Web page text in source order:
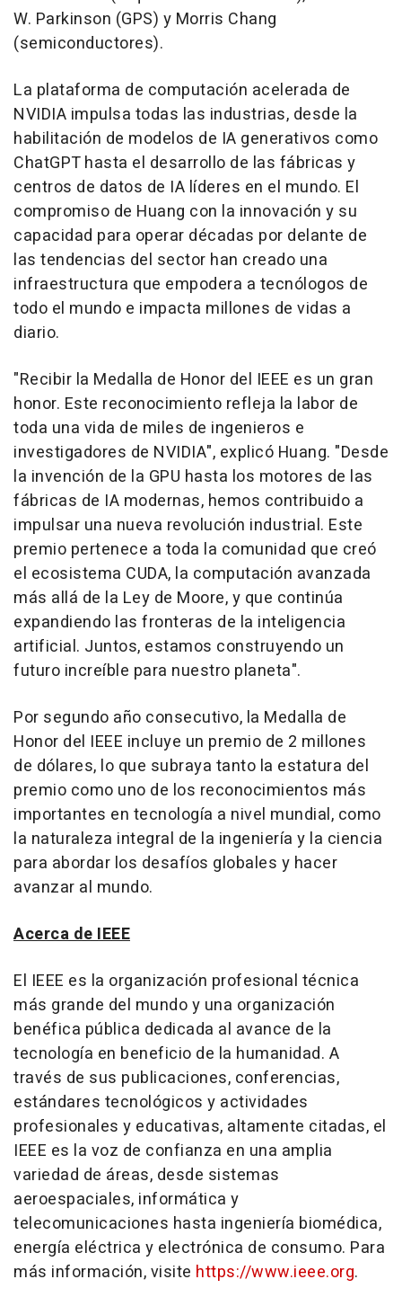
W. Parkinson (GPS) y Morris Chang
(semiconductores).
La plataforma de computación acelerada de
NVIDIA impulsa todas las industrias, desde la
habilitación de modelos de IA generativos como
ChatGPT hasta el desarrollo de las fábricas y
centros de datos de IA líderes en el mundo. El
compromiso de Huang con la innovación y su
capacidad para operar décadas por delante de
las tendencias del sector han creado una
infraestructura que empodera a tecnólogos de
todo el mundo e impacta millones de vidas a
diario.
"Recibir la Medalla de Honor del IEEE es un gran
honor. Este reconocimiento refleja la labor de
toda una vida de miles de ingenieros e
investigadores de NVIDIA", explicó Huang. "Desde
la invención de la GPU hasta los motores de las
fábricas de IA modernas, hemos contribuido a
impulsar una nueva revolución industrial. Este
premio pertenece a toda la comunidad que creó
el ecosistema CUDA, la computación avanzada
más allá de la Ley de Moore, y que continúa
expandiendo las fronteras de la inteligencia
artificial. Juntos, estamos construyendo un
futuro increíble para nuestro planeta".
Por segundo año consecutivo, la Medalla de
Honor del IEEE incluye un premio de 2 millones
de dólares, lo que subraya tanto la estatura del
premio como uno de los reconocimientos más
importantes en tecnología a nivel mundial, como
la naturaleza integral de la ingeniería y la ciencia
para abordar los desafíos globales y hacer
avanzar al mundo.
Acerca de IEEE
El IEEE es la organización profesional técnica
más grande del mundo y una organización
benéfica pública dedicada al avance de la
tecnología en beneficio de la humanidad. A
través de sus publicaciones, conferencias,
estándares tecnológicos y actividades
profesionales y educativas, altamente citadas, el
IEEE es la voz de confianza en una amplia
variedad de áreas, desde sistemas
aeroespaciales, informática y
telecomunicaciones hasta ingeniería biomédica,
energía eléctrica y electrónica de consumo. Para
más información, visite https://www.ieee.org.